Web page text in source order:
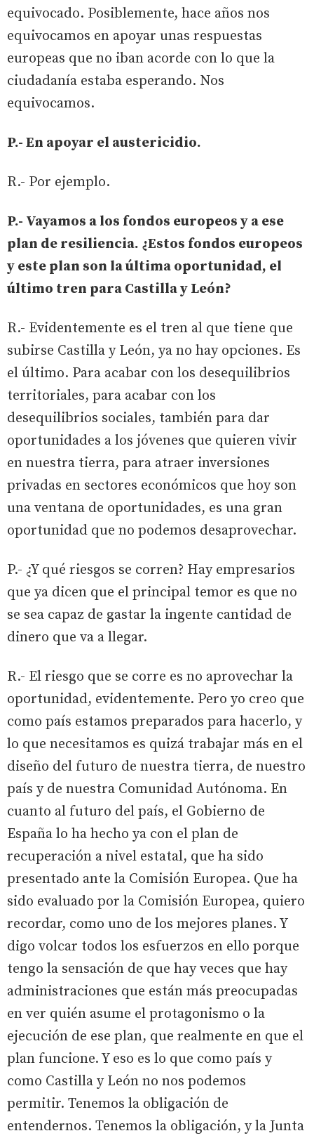
equivocado. Posiblemente, hace años nos
equivocamos en apoyar unas respuestas
europeas que no iban acorde con lo que la
ciudadanía estaba esperando. Nos
equivocamos.
P.- En apoyar el austericidio.
R.- Por ejemplo.
P.- Vayamos a los fondos europeos y a ese
plan de resiliencia. ¿Estos fondos europeos
y este plan son la última oportunidad, el
último tren para Castilla y León?
R.- Evidentemente es el tren al que tiene que
subirse Castilla y León, ya no hay opciones. Es
el último. Para acabar con los desequilibrios
territoriales, para acabar con los
desequilibrios sociales, también para dar
oportunidades a los jóvenes que quieren vivir
en nuestra tierra, para atraer inversiones
privadas en sectores económicos que hoy son
una ventana de oportunidades, es una gran
oportunidad que no podemos desaprovechar.
P.- ¿Y qué riesgos se corren? Hay empresarios
que ya dicen que el principal temor es que no
se sea capaz de gastar la ingente cantidad de
dinero que va a llegar.
R.- El riesgo que se corre es no aprovechar la
oportunidad, evidentemente. Pero yo creo que
como país estamos preparados para hacerlo, y
lo que necesitamos es quizá trabajar más en el
diseño del futuro de nuestra tierra, de nuestro
país y de nuestra Comunidad Autónoma. En
cuanto al futuro del país, el Gobierno de
España lo ha hecho ya con el plan de
recuperación a nivel estatal, que ha sido
presentado ante la Comisión Europea. Que ha
sido evaluado por la Comisión Europea, quiero
recordar, como uno de los mejores planes. Y
digo volcar todos los esfuerzos en ello porque
tengo la sensación de que hay veces que hay
administraciones que están más preocupadas
en ver quién asume el protagonismo o la
ejecución de ese plan, que realmente en que el
plan funcione. Y eso es lo que como país y
como Castilla y León no nos podemos
permitir. Tenemos la obligación de
entendernos. Tenemos la obligación, y la Junta